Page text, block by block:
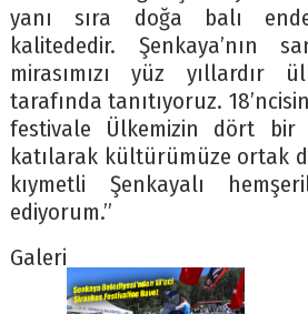
yanı sıra doğa balı
kalitededir. Şenkaya’nın
mirasımızı yüz yıllardır
tarafında tanıtıyoruz.
festivale Ülkemizin dört bir
katılarak kültürümüze ortak
kıymetli Şenkayalı
ediyorum.”
Galeri